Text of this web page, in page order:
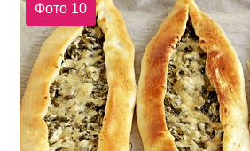
Фото 10